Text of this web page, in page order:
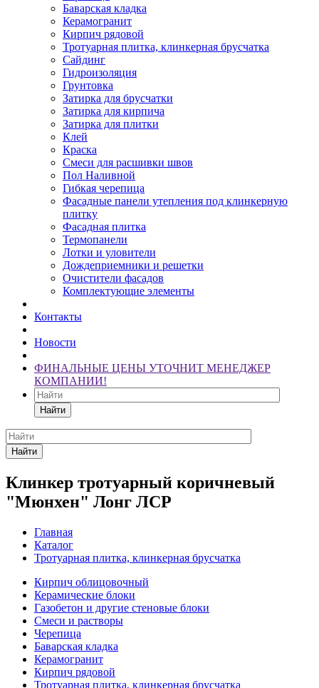
Баварская кладка
Керамогранит
Кирпич рядовой
Тротуарная плитка, клинкерная брусчатка
Сайдинг
Гидроизоляция
Грунтовка
Затирка для брусчатки
Затирка для кирпича
Затирка для плитки
Клей
Краска
Смеси для расшивки швов
Пол Наливной
Гибкая черепица
Фасадные панели утепления под клинкерную
плитку
Фасадная плитка
Термопанели
Лотки и уловители
Дождеприемники и решетки
Очистители фасадов
Комплектующие элементы
Контакты
Новости
ФИНАЛЬНЫЕ ЦЕНЫ УТОЧНИТ МЕНЕДЖЕР
КОМПАНИИ!
Найти
Найти
Клинкер тротуарный коричневый
"Мюнхен" Лонг ЛСР
Главная
Каталог
Тротуарная плитка, клинкерная брусчатка
Кирпич облицовочный
Керамические блоки
Газобетон и другие стеновые блоки
Смеси и растворы
Черепица
Баварская кладка
Керамогранит
Кирпич рядовой
Тротуарная плитка, клинкерная брусчатка